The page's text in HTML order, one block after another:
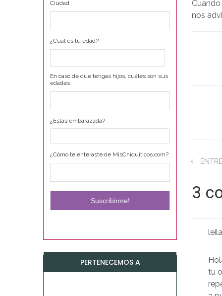
nos
3
tu
Ciudad
¿Cuál es tu edad?
En caso de que tengas hijos, cuáles son sus
edades
¿Estás embarazada?
¿Cómo te enteraste de MisChiquiticos.com?
PERTENECEMOS A